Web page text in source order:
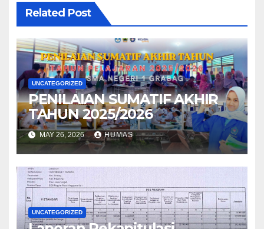
Related Post
UNCATEGORIZED
PENILAIAN SUMATIF AKHIR
TAHUN 2025/2026
MAY 26, 2026 HUMAS
UNCATEGORIZED